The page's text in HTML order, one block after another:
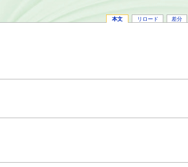
本文 リロード 差分